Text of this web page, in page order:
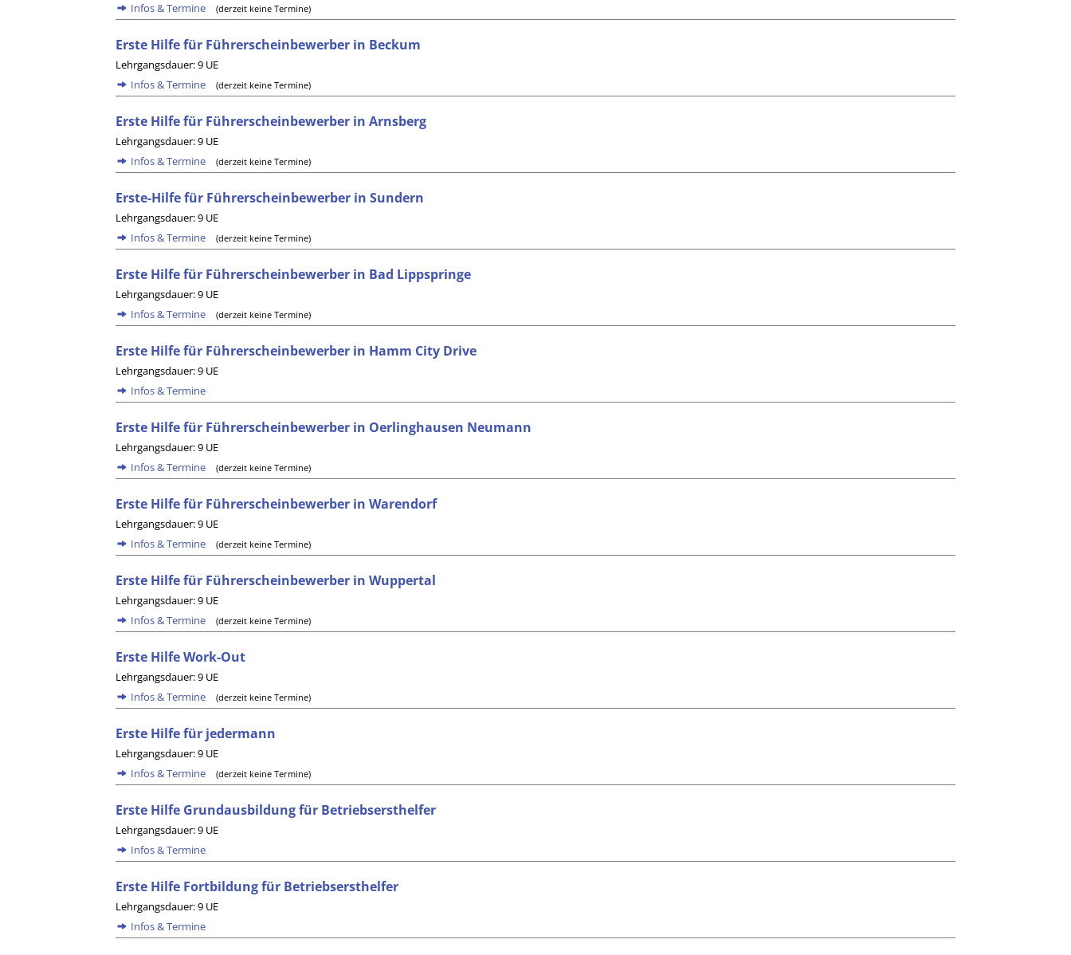
Infos & Termine
(derzeit keine Termine)
Erste Hilfe für Führerscheinbewerber in Beckum
Lehrgangsdauer: 9 UE
Infos & Termine
(derzeit keine Termine)
Erste Hilfe für Führerscheinbewerber in Arnsberg
Lehrgangsdauer: 9 UE
Infos & Termine
(derzeit keine Termine)
Erste-Hilfe für Führerscheinbewerber in Sundern
Lehrgangsdauer: 9 UE
Infos & Termine
(derzeit keine Termine)
Erste Hilfe für Führerscheinbewerber in Bad Lippspringe
Lehrgangsdauer: 9 UE
Infos & Termine
(derzeit keine Termine)
Erste Hilfe für Führerscheinbewerber in Hamm City Drive
Lehrgangsdauer: 9 UE
Infos & Termine
Erste Hilfe für Führerscheinbewerber in Oerlinghausen Neumann
Lehrgangsdauer: 9 UE
Infos & Termine
(derzeit keine Termine)
Erste Hilfe für Führerscheinbewerber in Warendorf
Lehrgangsdauer: 9 UE
Infos & Termine
(derzeit keine Termine)
Erste Hilfe für Führerscheinbewerber in Wuppertal
Lehrgangsdauer: 9 UE
Infos & Termine
(derzeit keine Termine)
Erste Hilfe Work-Out
Lehrgangsdauer: 9 UE
Infos & Termine
(derzeit keine Termine)
Erste Hilfe für jedermann
Lehrgangsdauer: 9 UE
Infos & Termine
(derzeit keine Termine)
Erste Hilfe Grundausbildung für Betriebsersthelfer
Lehrgangsdauer: 9 UE
Infos & Termine
Erste Hilfe Fortbildung für Betriebsersthelfer
Lehrgangsdauer: 9 UE
Infos & Termine